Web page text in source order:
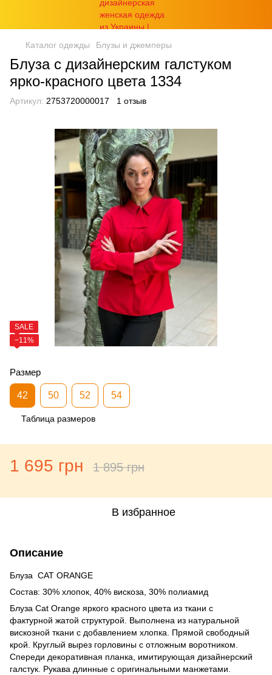
Каталог одежды Блузы и джемперы
Блуза с дизайнерским галстуком
ярко-красного цвета 1334
Артикул: 2753720000017 1 отзыв
SALE
−11%
Размер
42 50 52 54
Таблица размеров
1 695 грн 1 895 грн
В избранное
Описание
Блуза CAT ORANGE
Состав: 30% хлопок, 40% вискоза, 30% полиамид
Блуза Cat Orange яркого красного цвета из ткани с
фактурной жатой структурой. Выполнена из натуральной
вискозной ткани с добавлением хлопка. Прямой свободный
крой. Круглый вырез горловины с отложным воротником.
Спереди декоративная планка, имитирующая дизайнерский
галстук. Рукава длинные с оригинальными манжетами.